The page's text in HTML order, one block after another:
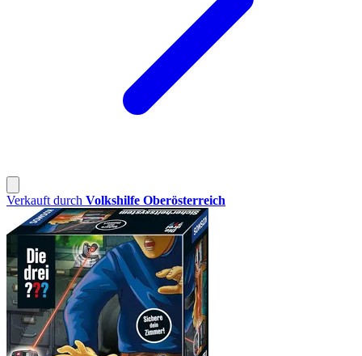
Verkauft durch Volkshilfe Oberösterreich